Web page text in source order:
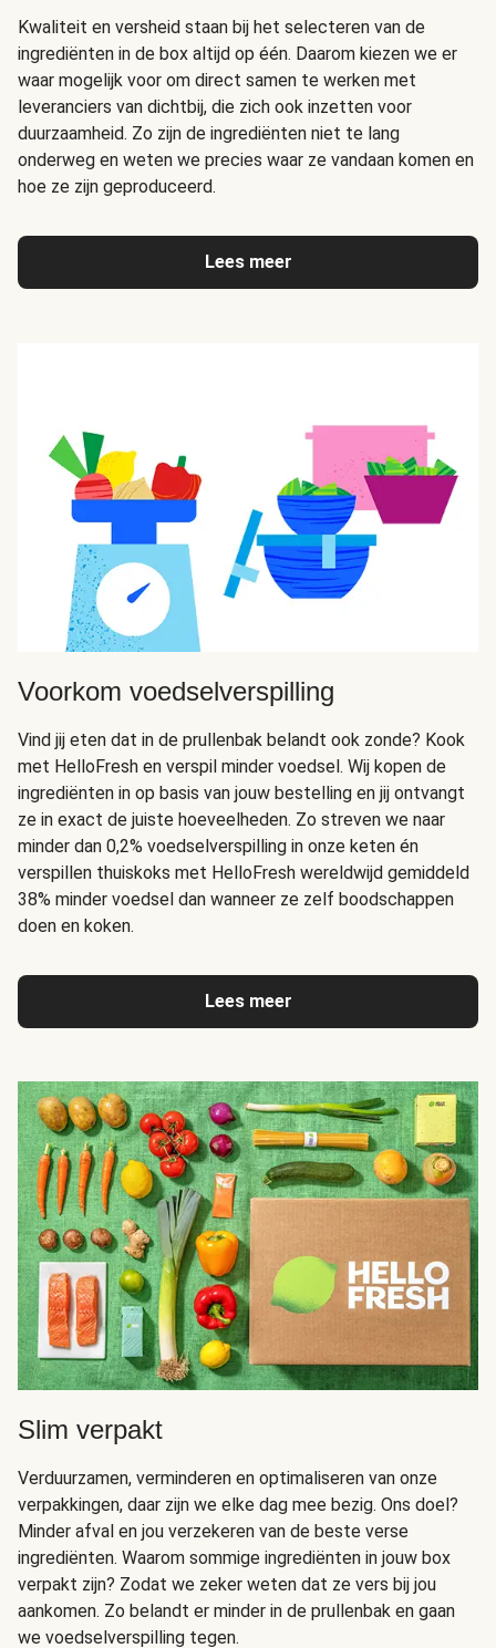
Kwaliteit en versheid staan bij het selecteren van de
ingrediënten in de box altijd op één. Daarom kiezen we er
waar mogelijk voor om direct samen te werken met
leveranciers van dichtbij, die zich ook inzetten voor
duurzaamheid. Zo zijn de ingrediënten niet te lang
onderweg en weten we precies waar ze vandaan komen en
hoe ze zijn geproduceerd.
Lees meer
Voorkom voedselverspilling
Vind jij eten dat in de prullenbak belandt ook zonde? Kook
met HelloFresh en verspil minder voedsel. Wij kopen de
ingrediënten in op basis van jouw bestelling en jij ontvangt
ze in exact de juiste hoeveelheden. Zo streven we naar
minder dan 0,2% voedselverspilling in onze keten én
verspillen thuiskoks met HelloFresh wereldwijd gemiddeld
38% minder voedsel dan wanneer ze zelf boodschappen
doen en koken.
Lees meer
Slim verpakt
Verduurzamen, verminderen en optimaliseren van onze
verpakkingen, daar zijn we elke dag mee bezig. Ons doel?
Minder afval en jou verzekeren van de beste verse
ingrediënten. Waarom sommige ingrediënten in jouw box
verpakt zijn? Zodat we zeker weten dat ze vers bij jou
aankomen. Zo belandt er minder in de prullenbak en gaan
we voedselverspilling tegen.